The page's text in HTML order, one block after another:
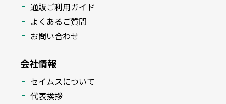
通販ご利用ガイド
よくあるご質問
お問い合わせ
会社情報
セイムスについて
代表挨拶